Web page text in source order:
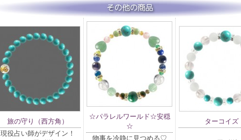
旅の守り（西方角）
現役占い師がデザイン！
☆パラレルワールド☆安穏
☆
物事を冷静に見つめる♡
ターコイズ